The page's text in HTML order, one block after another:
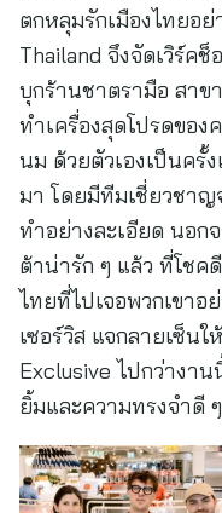
ตกหลุมรักเมืองไทยอย่
Thailand จึงจัดเวิร์ค
บุกร้านชาตรามือ สาข
ทำเครื่องสุดโปรดของ
นม ด้วยตัวเองเป็นครั้
มา โดยมีทีมเชี่ยวชา
ทำอย่างละเอียด นอก
ต้าน่ารัก ๆ แล้ว ที่โช
ไทยที่ไปเจอพวกเขาอ
เซอร์วิส แจกลายเซ็น
Exclusive ไปกว่างา
ยิ้มและความทรงจำดี